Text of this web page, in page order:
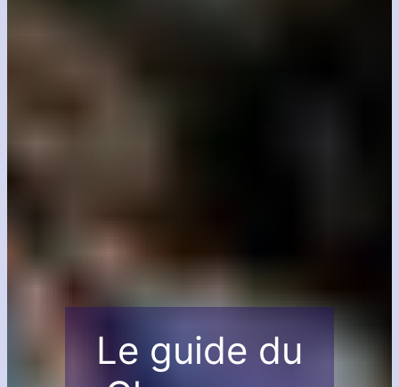
Le guide du